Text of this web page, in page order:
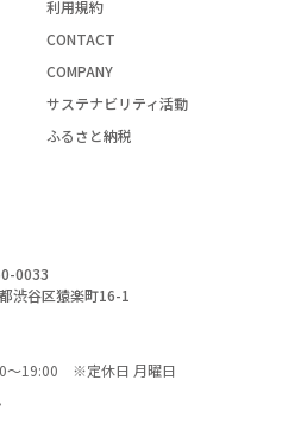
利用規約
CONTACT
COMPANY
サステナビリティ活動
ふるさと納税
0033
渋谷区猿楽町16-1
～19:00 ※定休日 月曜日